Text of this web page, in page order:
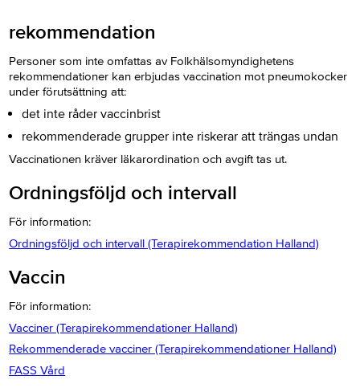
rekommendation
Personer som inte omfattas av Folkhälsomyndighetens
rekommendationer kan erbjudas vaccination mot pneumokocker
under förutsättning att:
det inte råder vaccinbrist
rekommenderade grupper inte riskerar att trängas undan
Vaccinationen kräver läkarordination och avgift tas ut.
Ordningsföljd och intervall
För information:
Ordningsföljd och intervall (Terapirekommendation Halland)
Vaccin
För information:
Vacciner (Terapirekommendationer Halland)
Rekommenderade vacciner (Terapirekommendationer Halland)
FASS Vård